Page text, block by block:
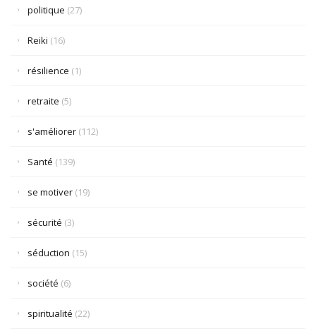
politique (27)
Reiki (16)
résilience (1)
retraite (5)
s'améliorer (112)
Santé (139)
se motiver (19)
sécurité (3)
séduction (15)
société (6)
spiritualité (22)